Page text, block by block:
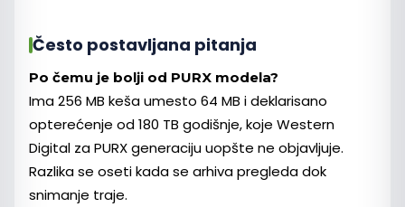
Često postavljana pitanja
Po čemu je bolji od PURX modela?
Ima 256 MB keša umesto 64 MB i deklarisano
opterećenje od 180 TB godišnje, koje Western
Digital za PURX generaciju uopšte ne objavljuje.
Razlika se oseti kada se arhiva pregleda dok
snimanje traje.